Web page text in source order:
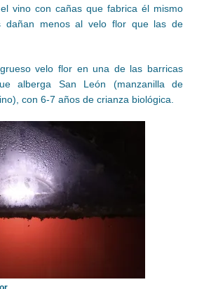
vino con cañas que fabrica él mismo
dañan menos al velo flor que las de
velo flor en una de las barricas
alberga San León (manzanilla de
con 6-7 años de crianza biológica.